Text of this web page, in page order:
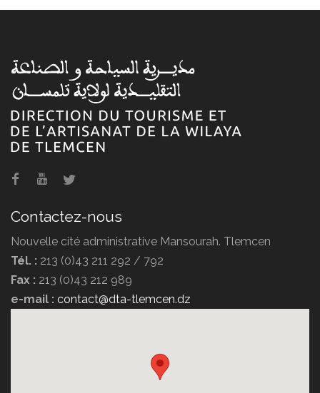
Agence de voyage POMARIA
Agence de voyage DIPLOMATE
Contactez-nous
Nouvelle cité administrative Mansourah. Tlemcen
Tél. : 213 (0)43 211 292 / 792
Fax : 213 (0)43 212 989
e-mail : contact@dta-tlemcen.dz